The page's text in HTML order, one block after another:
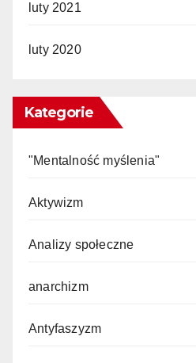
luty 2021
luty 2020
Kategorie
"Mentalność myślenia"
Aktywizm
Analizy społeczne
anarchizm
Antyfaszyzm